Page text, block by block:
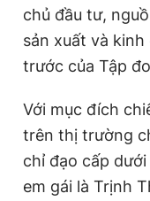
chủ đầu tư,
sản xuất và
trước của Tập
Với mục đích
trên thị trường
chỉ đạo cấp
em gái là Trịnh